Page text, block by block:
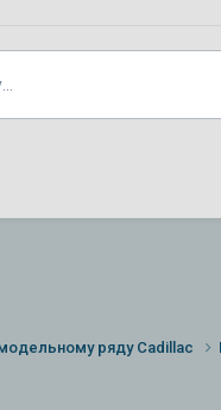
ряду Cadillac